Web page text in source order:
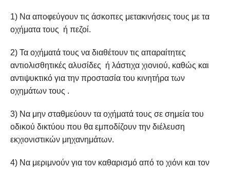
1) Να αποφεύγουν τις άσκοπες μετακινήσεις τους με τα
οχήματα τους ή πεζοί.
2) Τα οχήματά τους να διαθέτουν τις απαραίτητες
αντιολισθητικές αλυσίδες ή λάστιχα χιονιού, καθώς και
αντιψυκτικό για την προστασία του κινητήρα των
οχημάτων τους .
3) Να μην σταθμεύουν τα οχήματά τους σε σημεία του
οδικού δικτύου που θα εμποδίζουν την διέλευση
εκχιονιστικών μηχανημάτων.
4) Να μεριμνούν για τον καθαρισμό από το χιόνι και τον